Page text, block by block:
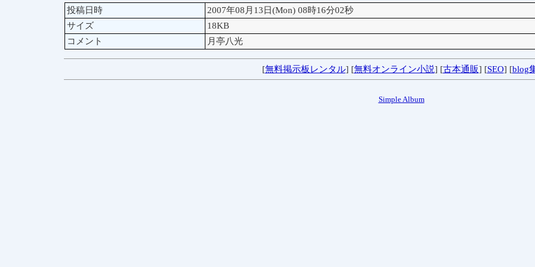
投稿日時
2007年08月13日(Mon) 08時16分02秒
サイズ
18KB
コメント
月亭八光
[無料掲示板レンタル] [無料オンライン小説] [古本通販] [SEO] [blog
Simple Album